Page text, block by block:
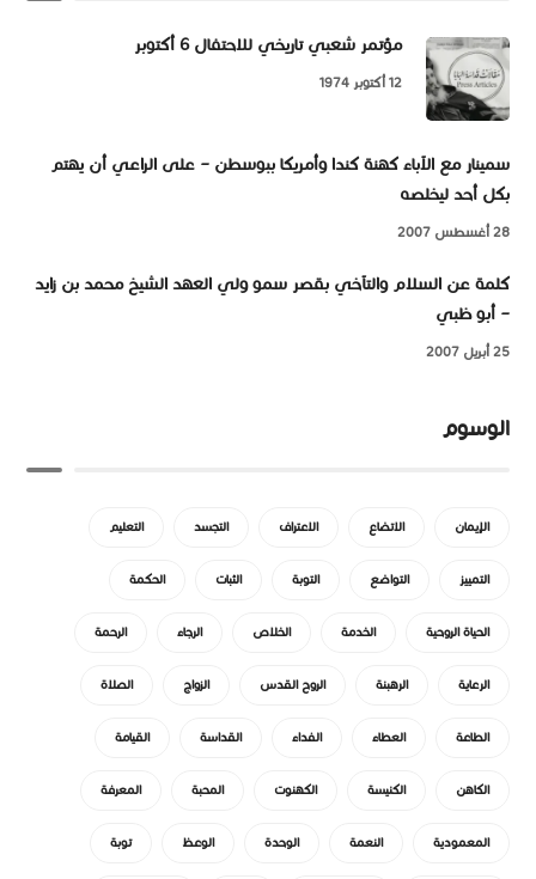
مؤتمر شعبي تاريخي للاحتفال 6 أكتوبر
12 أكتوبر 1974
سمينار مع الآباء كهنة كندا وأمريكا ببوسطن – على الراعي أن يهتم
بكل أحد ليخلصه
28 أغسطس 2007
كلمة عن السلام والتآخي بقصر سمو ولي العهد الشيخ محمد بن زايد
– أبو ظبي
25 أبريل 2007
الوسوم
الإيمان الاتضاع الاعتراف التجسد التعليم
التمييز التواضع التوبة الثبات الحكمة
الحياة الروحية الخدمة الخلاص الرجاء الرحمة
الرعاية الرهبنة الروح القدس الزواج الصلاة
الطاعة العطاء الفداء القداسة القيامة
الكاهن الكنيسة الكهنوت المحبة المعرفة
المعمودية النعمة الوحدة الوعظ توبة